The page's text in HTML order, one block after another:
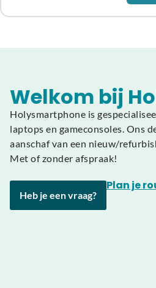
Welkom bij
Holysmartphone is
laptops en gameconsoles. Ons
aanschaf van een nieuw/
Met of zonder afspraak!
Heb je een vraag?
Plan je